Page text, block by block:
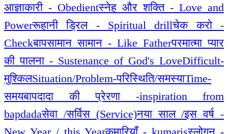
आज्ञाकारी - Obedientस्नेह और शक्ति - Love and
Powerरूहानी ड्रिल - Spiritual drillचेक करो -
Checkबापसामान सामान - Like Fatherपरमात्मा प्यार
की पालना - Sustenance of God's LoveDifficult-
मुश्किलSituation/Problem-परिस्थिति/समस्याTime-
समयबापदादा की प्रेरणा -inspiration from
bapdadaसेवा /सर्विस (Service)नया साल /इस वर्ष -